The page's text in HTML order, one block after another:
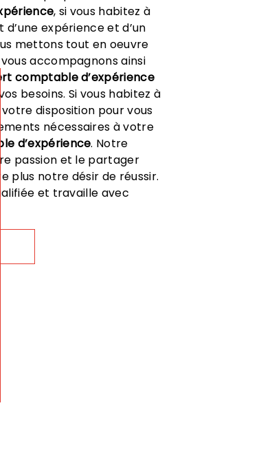
, si vous habitez à
d’une expérience et d’un
mettons tout en oeuvre
accompagnons ainsi
comptable d’expérience
besoins. Si vous habitez à
votre disposition pour vous
nécessaires à votre
d’expérience. Notre
passion et le partager
plus notre désir de réussir.
et travaille avec